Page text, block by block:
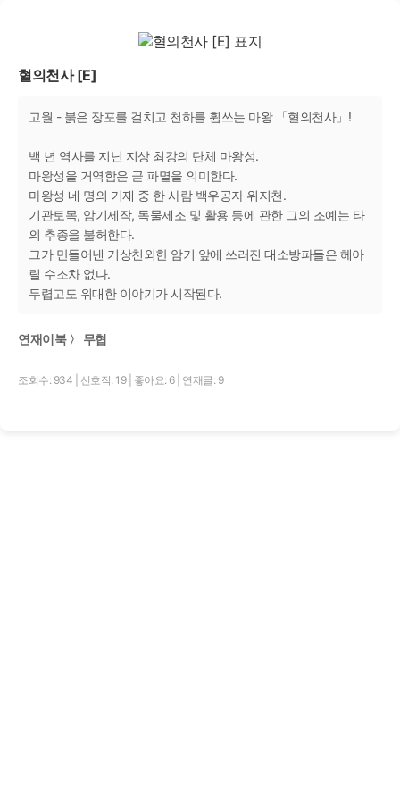
혈의천사 [E]
고월 - 붉은 장포를 걸치고 천하를 휩쓰는 마왕 「혈의천사」!
백 년 역사를 지닌 지상 최강의 단체 마왕성.
마왕성을 거역함은 곧 파멸을 의미한다.
마왕성 네 명의 기재 중 한 사람 백우공자 위지천.
기관토목, 암기제작, 독물제조 및 활용 등에 관한 그의 조예는 타
의 추종을 불허한다.
그가 만들어낸 기상천외한 암기 앞에 쓰러진 대소방파들은 헤아
릴 수조차 없다.
두렵고도 위대한 이야기가 시작된다.
연재이북 〉 무협
조회수: 934 선호작: 19 좋아요: 6 연재글: 9